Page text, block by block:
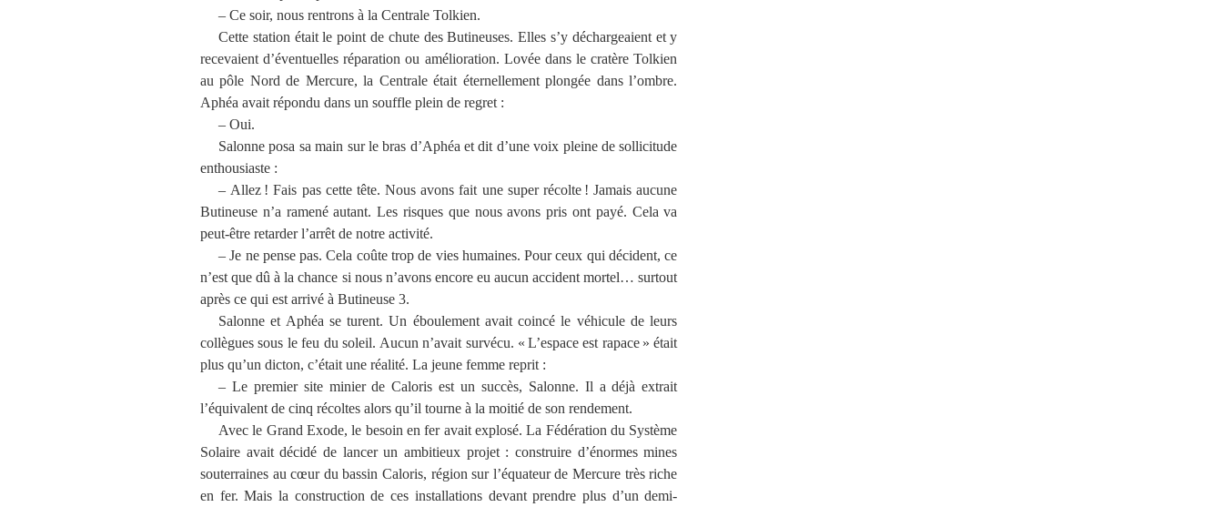
– Ce soir, nous rentrons à la Centrale Tolkien.
Cette station était le point de chute des Butineuses. Elles s’y déchargeaient et y
recevaient d’éventuelles réparation ou amélioration. Lovée dans le cratère Tolkien
au pôle Nord de Mercure, la Centrale était éternellement plongée dans l’ombre.
Aphéa avait répondu dans un souffle plein de regret :
– Oui.
Salonne posa sa main sur le bras d’Aphéa et dit d’une voix pleine de sollicitude
enthousiaste :
– Allez ! Fais pas cette tête. Nous avons fait une super récolte ! Jamais aucune
Butineuse n’a ramené autant. Les risques que nous avons pris ont payé. Cela va
peut-être retarder l’arrêt de notre activité.
– Je ne pense pas. Cela coûte trop de vies humaines. Pour ceux qui décident, ce
n’est que dû à la chance si nous n’avons encore eu aucun accident mortel… surtout
après ce qui est arrivé à Butineuse 3.
Salonne et Aphéa se turent. Un éboulement avait coincé le véhicule de leurs
collègues sous le feu du soleil. Aucun n’avait survécu. « L’espace est rapace » était
plus qu’un dicton, c’était une réalité. La jeune femme reprit :
– Le premier site minier de Caloris est un succès, Salonne. Il a déjà extrait
l’équivalent de cinq récoltes alors qu’il tourne à la moitié de son rendement.
Avec le Grand Exode, le besoin en fer avait explosé. La Fédération du Système
Solaire avait décidé de lancer un ambitieux projet : construire d’énormes mines
souterraines au cœur du bassin Caloris, région sur l’équateur de Mercure très riche
en fer. Mais la construction de ces installations devant prendre plus d’un demi-